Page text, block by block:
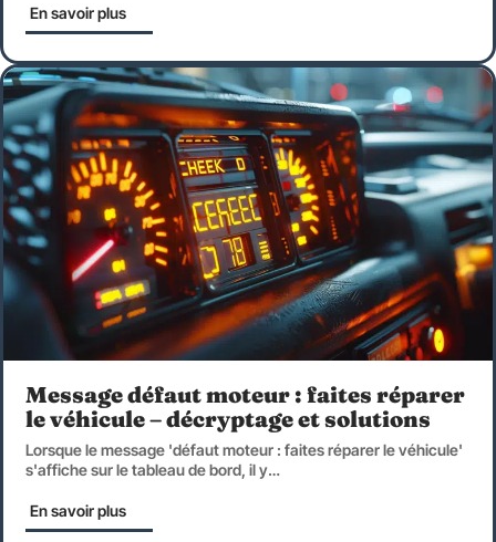
En savoir plus
Message défaut moteur : faites réparer
le véhicule – décryptage et solutions
Lorsque le message 'défaut moteur : faites réparer le véhicule'
s'affiche sur le tableau de bord, il y…
En savoir plus